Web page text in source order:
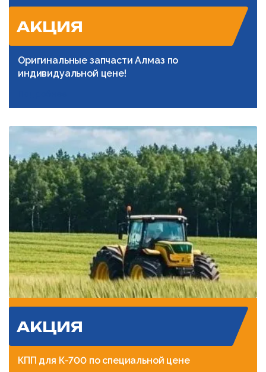
АКЦИЯ
Оригинальные запчасти Алмаз по
индивидуальной цене!
АКЦИЯ
КПП для К-700 по специальной цене